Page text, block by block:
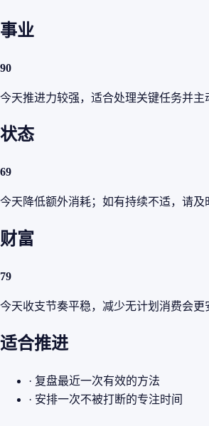
事业
90
今天推进力较强，适合处理关键任务并主
状态
69
今天降低额外消耗；如有持续不适，请及
财富
79
今天收支节奏平稳，减少无计划消费会更
适合推进
· 复盘最近一次有效的方法
· 安排一次不被打断的专注时间